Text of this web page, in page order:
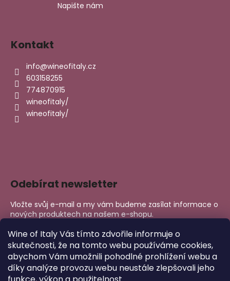
Wine of Italy Vás tímto zdvořile informuje o
skutečnosti, že na tomto webu používáme cookies,
abychom Vám umožnili pohodlné prohlížení webu a
díky analýze provozu webu neustále zlepšovali jeho
Napište nám
Kontakt
info@wineofitaly.cz
603158255
774870915
wineofitaly/
wineofitaly/
Odebírat newsletter
Vložte svůj e-mail a my vám budeme zasílat informace o
nových produktech na našem e-shopu.
E-mail
PŘIHLÁSIT SE